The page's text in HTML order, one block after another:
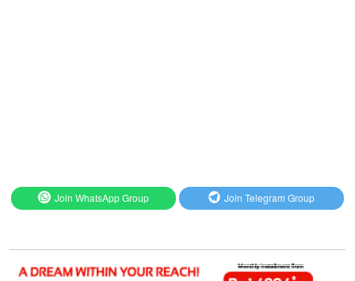
Join WhatsApp Group Join Telegram Group